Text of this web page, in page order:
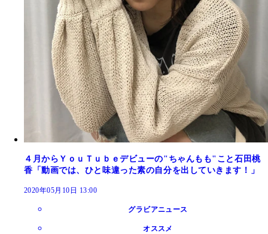
４月からＹｏｕＴｕｂｅデビューの"ちゃんもも"こと石田桃
香「動画では、ひと味違った素の自分を出していきます！」
2020年05月10日 13:00
グラビアニュース
オススメ